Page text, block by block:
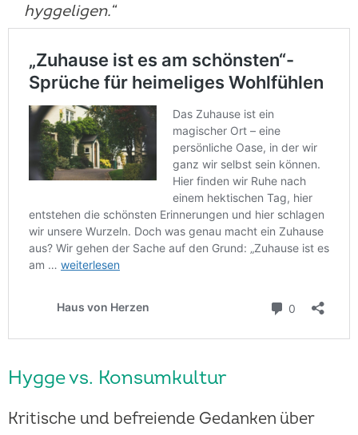
hyggeligen.“
Hygge vs. Konsumkultur
Kritische und befreiende Gedanken über